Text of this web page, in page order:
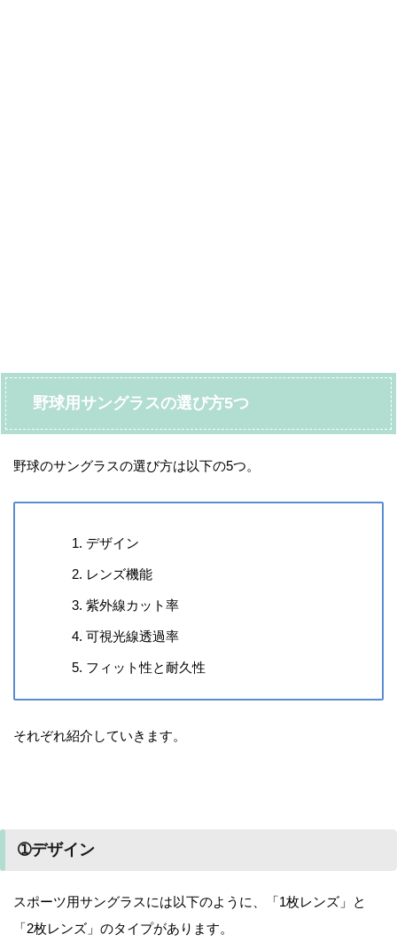
野球用サングラスの選び方5つ
野球のサングラスの選び方は以下の5つ。
デザイン
レンズ機能
紫外線カット率
可視光線透過率
フィット性と耐久性
それぞれ紹介していきます。
➀デザイン
スポーツ用サングラスには以下のように、「1枚レンズ」と
「2枚レンズ」のタイプがあります。